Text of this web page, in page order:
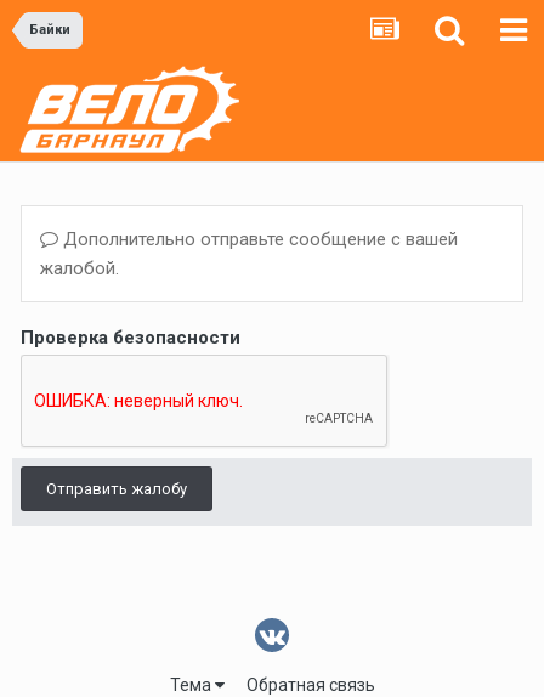
Байки
Дополнительно отправьте сообщение с вашей
жалобой.
Проверка безопасности
Отправить жалобу
Тема Обратная связь